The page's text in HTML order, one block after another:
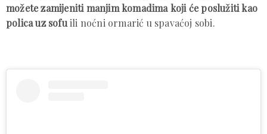
možete zamijeniti manjim komadima koji će poslužiti kao
polica uz sofuili noćni ormarić u spavaćoj sobi.